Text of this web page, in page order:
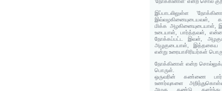
இப்பாடலிலுள்ள
இவ்வழகினையுடையவள்,
மிக்க அழகினையுடையாள்,
உடையாள், பார்த்தவள்,
நோக்கப்பட்ட இவள்,
அழுகுடையாள், இத்தகைய
என்று உரையாசிரியர்கள்
நோக்கினாள் என்ற
பொருள்.
ஒருவரின் கண்ணை
உணர்வுகளை
அழகு கண்டு